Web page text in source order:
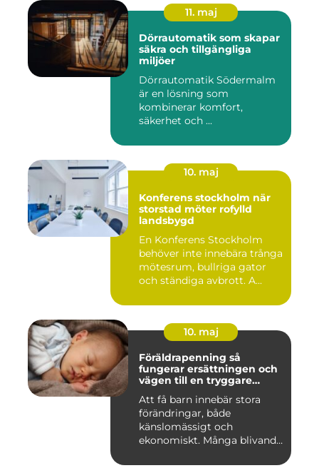
11. maj
Dörrautomatik som skapar
säkra och tillgängliga
miljöer
Dörrautomatik Södermalm
är en lösning som
kombinerar komfort,
säkerhet och ...
10. maj
Konferens stockholm när
storstad möter rofylld
landsbygd
En Konferens Stockholm
behöver inte innebära trånga
mötesrum, bullriga gator
och ständiga avbrott. A...
10. maj
Föräldrapenning så
fungerar ersättningen och
vägen till en tryggare
Att få barn innebär stora
förändringar, både
känslomässigt och
ekonomiskt. Många blivande